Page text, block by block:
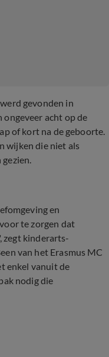
gevonden in
acht op de
of kort na de geboorte.
wijken die niet als
en
te zorgen dat
zegt kinderarts-
van het Erasmus MC
enkel vanuit de
nodig die